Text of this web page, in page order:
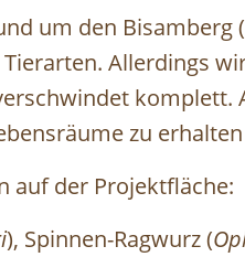
um den Bisamberg
Allerdings
komplett.
zu
auf der Projektfläche:
), Spinnen-Ragwurz (